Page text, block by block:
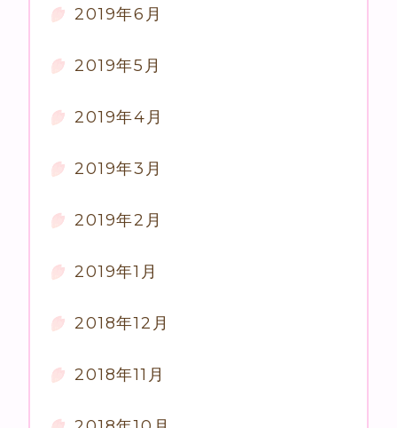
2019年6月
2019年5月
2019年4月
2019年3月
2019年2月
2019年1月
2018年12月
2018年11月